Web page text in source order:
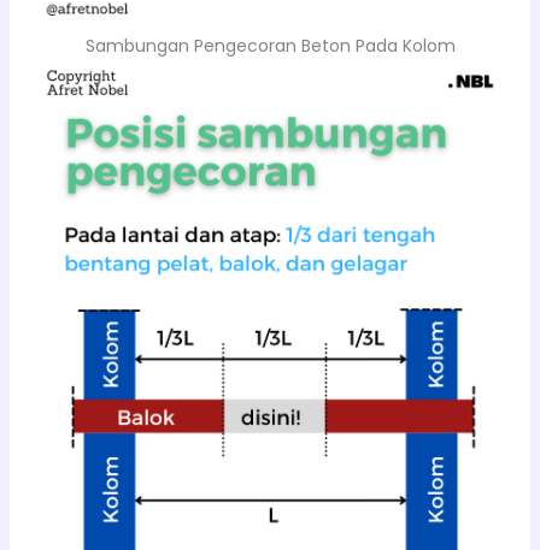
Sambungan Pengecoran Beton Pada Kolom